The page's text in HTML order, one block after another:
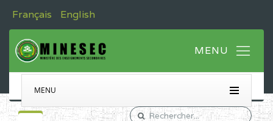
Français English
MENU